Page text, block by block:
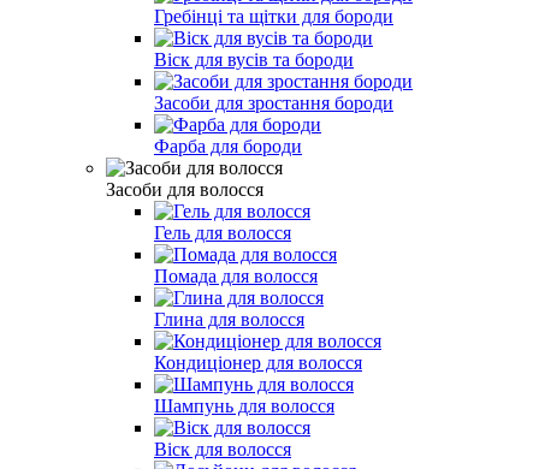
Гребінці та щітки для бороди
Віск для вусів та бороди
Засоби для зростання бороди
Фарба для бороди
Засоби для волосся
Гель для волосся
Помада для волосся
Глина для волосся
Кондиціонер для волосся
Шампунь для волосся
Віск для волосся